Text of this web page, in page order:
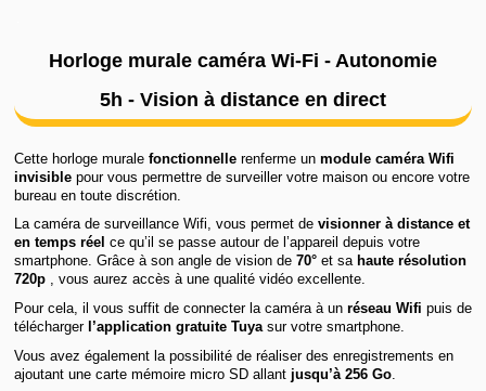
Horloge murale caméra Wi-Fi - Autonomie
5h - Vision à distance en direct
Cette horloge murale fonctionnellerenferme un module caméra Wifi
invisiblepour vous permettre de surveiller votre maison ou encore votre
bureau en toute discrétion.
La caméra de surveillance Wifi, vous permet de visionner à distance et
en temps réel ce qu’il se passe autour de l’appareil depuis votre
smartphone. Grâce à son angle de vision de 70°et sa haute résolution
720p , vous aurez accès à une qualité vidéo excellente.
Pour cela, il vous suffit de connecter la caméra à un réseau Wifi puis de
télécharger l’application gratuite Tuyasur votre smartphone.
Vous avez également la possibilité de réaliser des enregistrements en
ajoutant une carte mémoire micro SD allant jusqu’à 256 Go.